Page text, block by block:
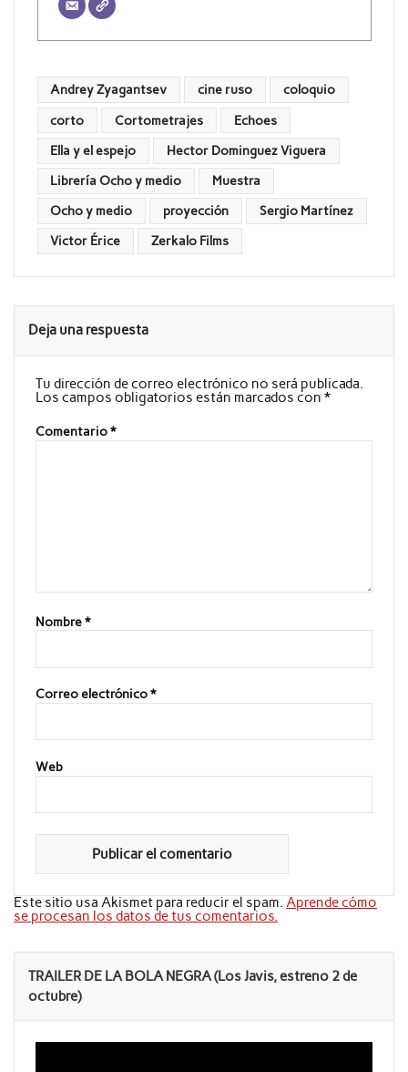
Andrey Zyagantsev cine ruso coloquio
corto Cortometrajes Echoes
Ella y el espejo Hector Dominguez Viguera
Librería Ocho y medio Muestra
Ocho y medio proyección Sergio Martínez
Victor Érice Zerkalo Films
Deja una respuesta
Tu dirección de correo electrónico no será publicada.
Los campos obligatorios están marcados con *
Comentario*
Nombre*
Correo electrónico*
Web
Este sitio usa Akismet para reducir el spam.Aprende cómo
se procesan los datos de tus comentarios.
TRAILER DE LA BOLA NEGRA (Los Javis, estreno 2 de
octubre)
Reproductor